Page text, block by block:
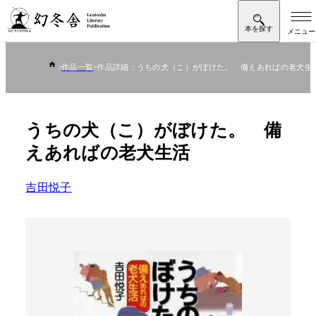
作品一覧 作品詳細：うちの犬（こ）がぼけた。 備えあればの老犬生
うちの犬（こ）がぼけた。 備
えあればの老犬生活
吉田悦子